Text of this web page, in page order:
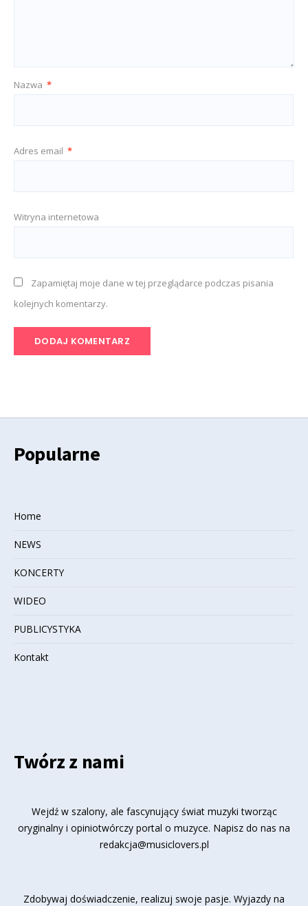
Nazwa *
Adres email *
Witryna internetowa
Zapamiętaj moje dane w tej przeglądarce podczas pisania
kolejnych komentarzy.
Popularne
Home
NEWS
KONCERTY
WIDEO
PUBLICYSTYKA
Kontakt
Twórz z nami
Wejdź w szalony, ale fascynujący świat muzyki tworząc
oryginalny i opiniotwórczy portal o muzyce. Napisz do nas na
redakcja@musiclovers.pl
Zdobywaj doświadczenie, realizuj swoje pasje. Wyjazdy na